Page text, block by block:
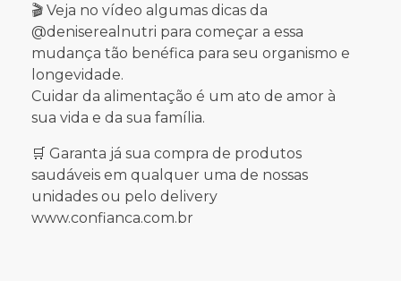
🎬 Veja no vídeo algumas dicas da
@deniserealnutri para começar a essa
mudança tão benéfica para seu organismo e
longevidade.
Cuidar da alimentação é um ato de amor à
sua vida e da sua família.
🛒 Garanta já sua compra de produtos
saudáveis em qualquer uma de nossas
unidades ou pelo delivery
www.confianca.com.br